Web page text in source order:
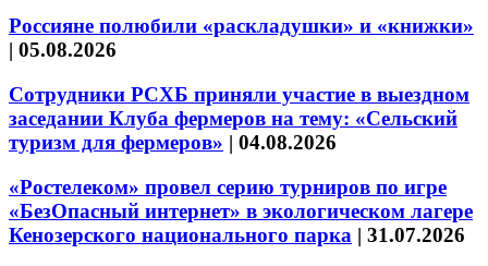
Россияне полюбили «раскладушки» и «книжки»
| 05.08.2026
Сотрудники РСХБ приняли участие в выездном
заседании Клуба фермеров на тему: «Сельский
туризм для фермеров» | 04.08.2026
«Ростелеком» провел серию турниров по игре
«БезОпасный интернет» в экологическом лагере
Кенозерского национального парка | 31.07.2026